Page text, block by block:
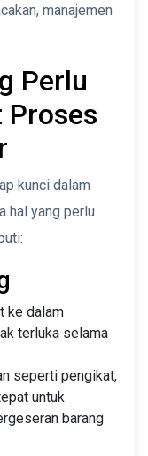
manajemen
Perlu
Proses
kunci dalam
hal yang perlu
ke dalam
terluka selama
seperti pengikat,
untuk
barang